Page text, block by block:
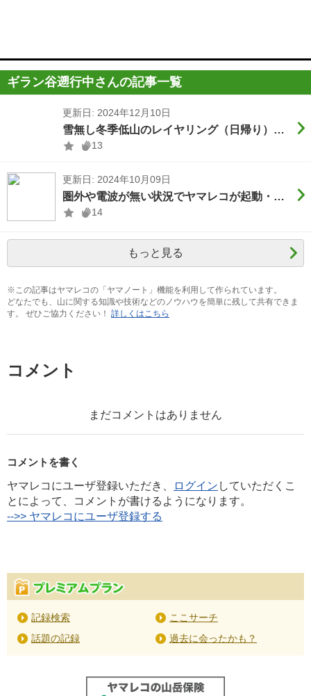
ギラン谷遡行中さんの記事一覧
更新日: 2024年12月10日
雪無し冬季低山のレイヤリング（日帰り）／トップス・ボトムス+小物
13
更新日: 2024年10月09日
圏外や電波が無い状況でヤマレコが起動・再起動が出来ない原因 グーグルアカウントが関係？
14
もっと見る
※この記事はヤマレコの「ヤマノート」機能を利用して作られています。
どなたでも、山に関する知識や技術などのノウハウを簡単に残して共有できま
す。 ぜひご協力ください！ 詳しくはこちら
コメント
まだコメントはありません
コメントを書く
ヤマレコにユーザ登録いただき、
ログイン していただくこ
とによって、コメントが書けるようになります。
-->> ヤマレコにユーザ登録する
記録検索
ここサーチ
話題の記録
過去に会ったかも？